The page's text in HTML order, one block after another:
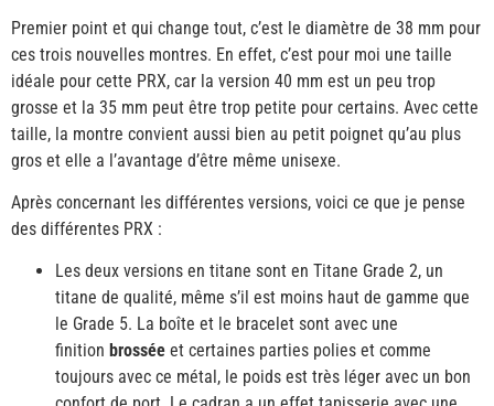
Premier point et qui change tout, c’est le diamètre de 38 mm pour
ces trois nouvelles montres. En effet, c’est pour moi une taille
idéale pour cette PRX, car la version 40 mm est un peu trop
grosse et la 35 mm peut être trop petite pour certains. Avec cette
taille, la montre convient aussi bien au petit poignet qu’au plus
gros et elle a l’avantage d’être même unisexe.
Après concernant les différentes versions, voici ce que je pense
des différentes PRX :
Les deux versions en titane sont en Titane Grade 2, un
titane de qualité, même s’il est moins haut de gamme que
le Grade 5. La boîte et le bracelet sont avec une
finition brossée et certaines parties polies et comme
toujours avec ce métal, le poids est très léger avec un bon